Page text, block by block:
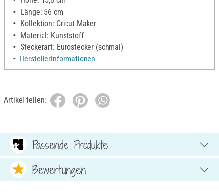
Länge: 56 cm
Kollektion: Cricut Maker
Material: Kunststoff
Steckerart: Eurostecker (schmal)
Herstellerinformationen
Artikel teilen:
Passende Produkte
Bewertungen